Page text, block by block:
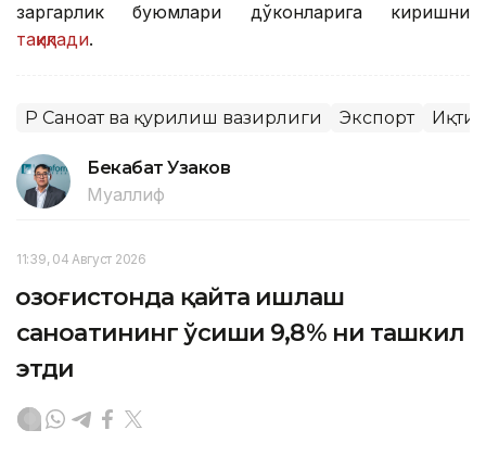
заргарлик буюмлари дўконларига киришни
тақиқлади.
ҚР Саноат ва қурилиш вазирлиги Экспорт
Бекабат Узаков
Муаллиф
11:39, 04 Август 2026
Қозоғистонда қайта ишлаш
саноатининг ўсиши 9,8% ни ташкил
этди